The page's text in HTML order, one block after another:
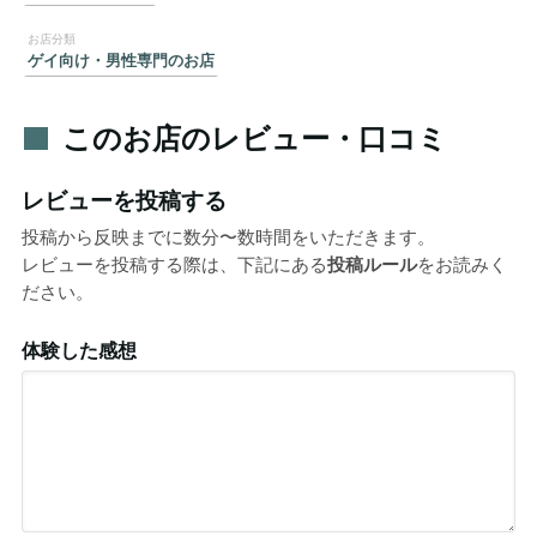
ゲイ向け・男性専門のお店
このお店のレビュー・口コミ
レビューを投稿する
投稿から反映までに数分〜数時間をいただきます。
レビューを投稿する際は、下記にある投稿ルールをお読みく
ださい。
体験した感想